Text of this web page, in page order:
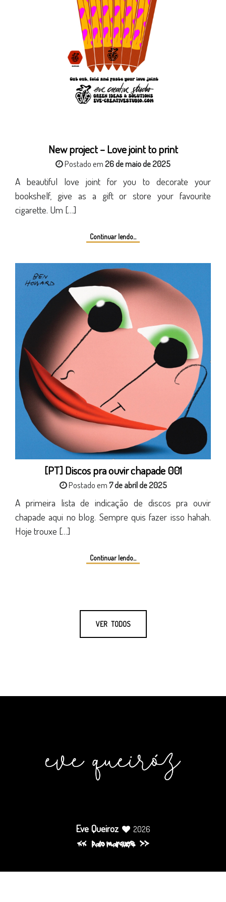
New project – Love joint to print
Postado em26 de maio de 2025
A beautiful love joint for you to decorate your
bookshelf, give as a gift or store your favourite
cigarette. Um […]
Continuar lendo...
[PT] Discos pra ouvir chapade 001
Postado em7 de abril de 2025
A primeira lista de indicação de discos pra ouvir
chapade aqui no blog. Sempre quis fazer isso hahah.
Hoje trouxe […]
Continuar lendo...
VER TODOS
Eve Queiroz 2026
pato marques